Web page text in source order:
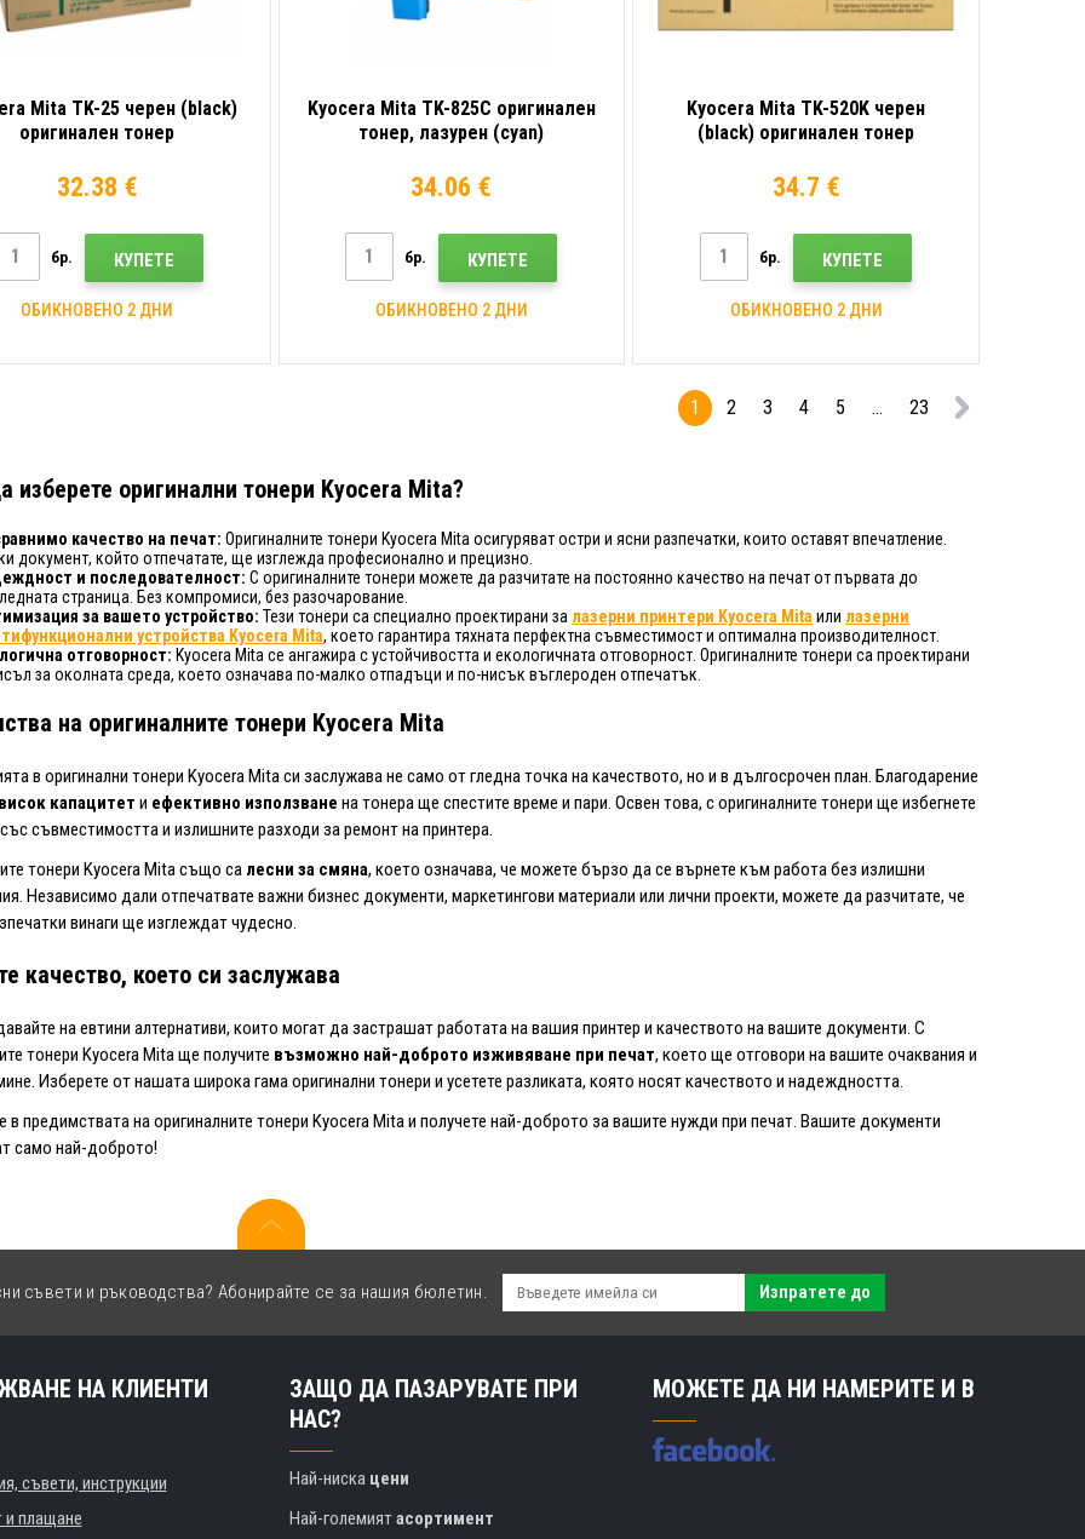
Mita TK-25 черен (black)
оригинален тонер
32.38 €
бр. КУПЕТЕ
ОБИКНОВЕНО 2 ДНИ
Kyocera Mita TK-825C оригинален
тонер, лазурен (cyan)
34.06 €
бр. КУПЕТЕ
ОБИКНОВЕНО 2 ДНИ
Kyocera Mita TK-520K черен
(black) оригинален тонер
34.7 €
бр. КУПЕТЕ
ОБИКНОВЕНО 2 ДНИ
1 2 3 4 5 ... 23
изберете оригинални тонери Kyocera Mita?
качество на печат: Оригиналните тонери Kyocera Mita осигуряват остри и ясни разпечатки, които оставят впечатление.
документ, който отпечатате, ще изглежда професионално и прецизно.
и последователност: С оригиналните тонери можете да разчитате на постоянно качество на печат от първата до
страница. Без компромиси, без разочарование.
за вашето устройство: Тези тонери са специално проектирани за лазерни принтери Kyocera Mita или лазерни
устройства Kyocera Mita, което гарантира тяхната перфектна съвместимост и оптимална производителност.
отговорност: Kyocera Mita се ангажира с устойчивостта и екологичната отговорност. Оригиналните тонери са проектирани
за околната среда, което означава по-малко отпадъци и по-нисък въглероден отпечатък.
на оригиналните тонери Kyocera Mita
в оригинални тонери Kyocera Mita си заслужава не само от гледна точка на качеството, но и в дългосрочен план. Благодарение
капацитет и ефективно използване на тонера ще спестите време и пари. Освен това, с оригиналните тонери ще избегнете
съвместимостта и излишните разходи за ремонт на принтера.
тонери Kyocera Mita също са лесни за смяна, което означава, че можете бързо да се върнете към работа без излишни
Независимо дали отпечатвате важни бизнес документи, маркетингови материали или лични проекти, можете да разчитате, че
винаги ще изглеждат чудесно.
качество, което си заслужава
на евтини алтернативи, които могат да застрашат работата на вашия принтер и качеството на вашите документи. С
тонери Kyocera Mita ще получите възможно най-доброто изживяване при печат, което ще отговори на вашите очаквания и
Изберете от нашата широка гама оригинални тонери и усетете разликата, която носят качеството и надеждността.
в предимствата на оригиналните тонери Kyocera Mita и получете най-доброто за вашите нужди при печат. Вашите документи
само най-доброто!
съвети и ръководства? Абонирайте се за нашия бюлетин. Изпратете до
НА КЛИЕНТИ
съвети, инструкции
и плащане
ЗАЩО ДА ПАЗАРУВАТЕ ПРИ
НАС?
Най-ниска цени
Най-големиятасортимент
МОЖЕТЕ ДА НИ НАМЕРИТЕ И В